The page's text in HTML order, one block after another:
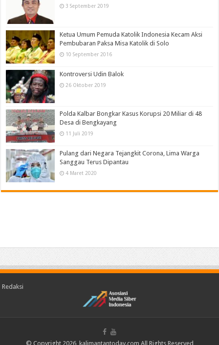
3 September 2019
Ketua Umum Pemuda Katolik Indonesia Kecam Aksi
Pembubaran Paksa Misa Katolik di Solo
10 September 2016
Kontroversi Udin Balok
26 Oktober 2019
Polda Kalbar Bongkar Kasus Korupsi 20 Miliar di 48
Desa di Bengkayang
11 Juli 2019
Pulang dari Negara Tejangkit Corona, Lima Warga
Sanggau Terus Dipantau
4 Maret 2020
Redaksi
© Copyright 2026, kalimantantoday.com All Rights Reserved